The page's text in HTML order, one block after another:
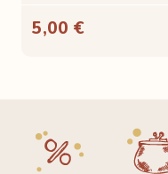
5,00 €